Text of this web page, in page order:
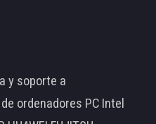
y soporte a
ordenadores PC Intel